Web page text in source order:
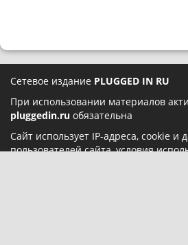
Сетевое издание PLUGGED IN RU
При использовании материалов
pluggedin.ru обязательна
Сайт использует IP-адреса, cookie и
пользователей сайта, условия